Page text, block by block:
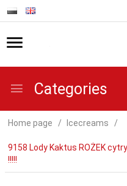
Categories
Home page Icecreams
9158 Lody Kaktus ROŻEK
!!!!!